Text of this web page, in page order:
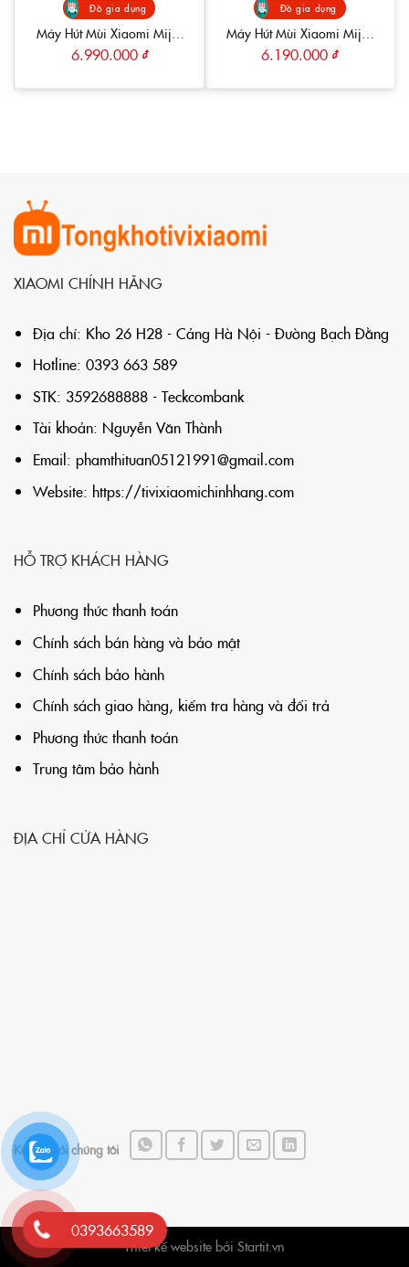
Đồ gia dụng
Máy Hút Mùi Xiaomi Mijia
S1 – MJ08
6.990.000 ₫
Đồ gia dụng
Máy Hút Mùi Xiaomi Mijia
S2 MJ01C
6.190.000₫
XIAOMI CHÍNH HÃNG
Địa chỉ: Kho 26 H28 - Cảng Hà Nội - Đường Bạch Đằng
Hotline: 0393 663 589
STK: 3592688888 - Teckcombank
Tài khoản: Nguyễn Văn Thành
Email: phamthituan05121991@gmail.com
Website: https://tivixiaomichinhhang.com
HỖ TRỢ KHÁCH HÀNG
Phương thức thanh toán
Chính sách bán hàng và bảo mật
Chính sách bảo hành
Chính sách giao hàng, kiểm tra hàng và đổi trả
Phương thức thanh toán
Trung tâm bảo hành
ĐỊA CHỈ CỬA HÀNG
Kết nối với chúng tôi
Thiết kế website bởi Startit.vn
0393663589